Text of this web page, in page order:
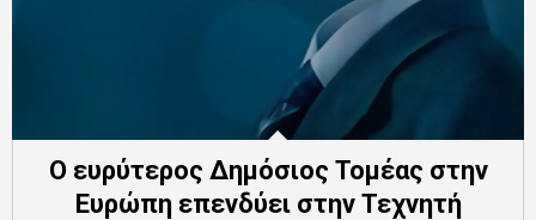
Ο ευρύτερος Δημόσιος Τομέας στην
Ευρώπη επενδύει στην Τεχνητή